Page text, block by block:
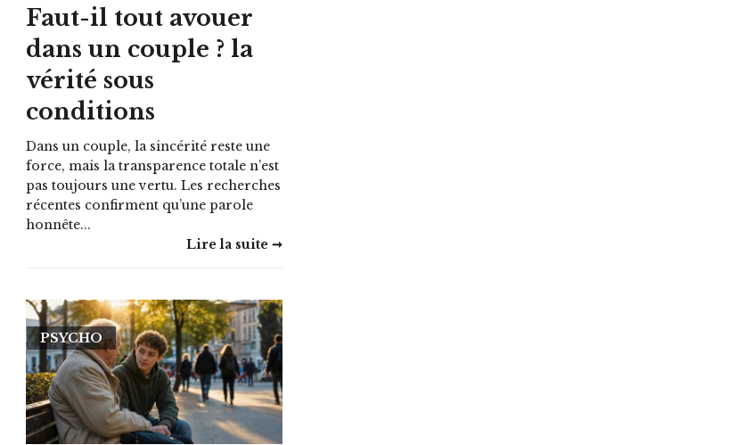
Faut-il tout avouer
dans un couple ? la
vérité sous
conditions
Dans un couple, la sincérité reste une
force, mais la transparence totale n’est
pas toujours une vertu. Les recherches
récentes confirment qu’une parole
honnête...
Lire la suite ➞
PSYCHO